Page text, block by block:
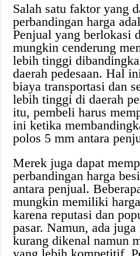
Salah satu faktor yang
perbandingan harga
Penjual yang berlokasi
mungkin cenderung
lebih tinggi
daerah pedesaan. Hal
biaya transportasi dan
lebih tinggi di daerah
itu, pembeli harus
ini ketika
polos 5 mm antara
Merek juga dapat
perbandingan harga
antara penjual.
mungkin memiliki
karena reputasi dan
pasar. Namun, ada
kurang dikenal namun